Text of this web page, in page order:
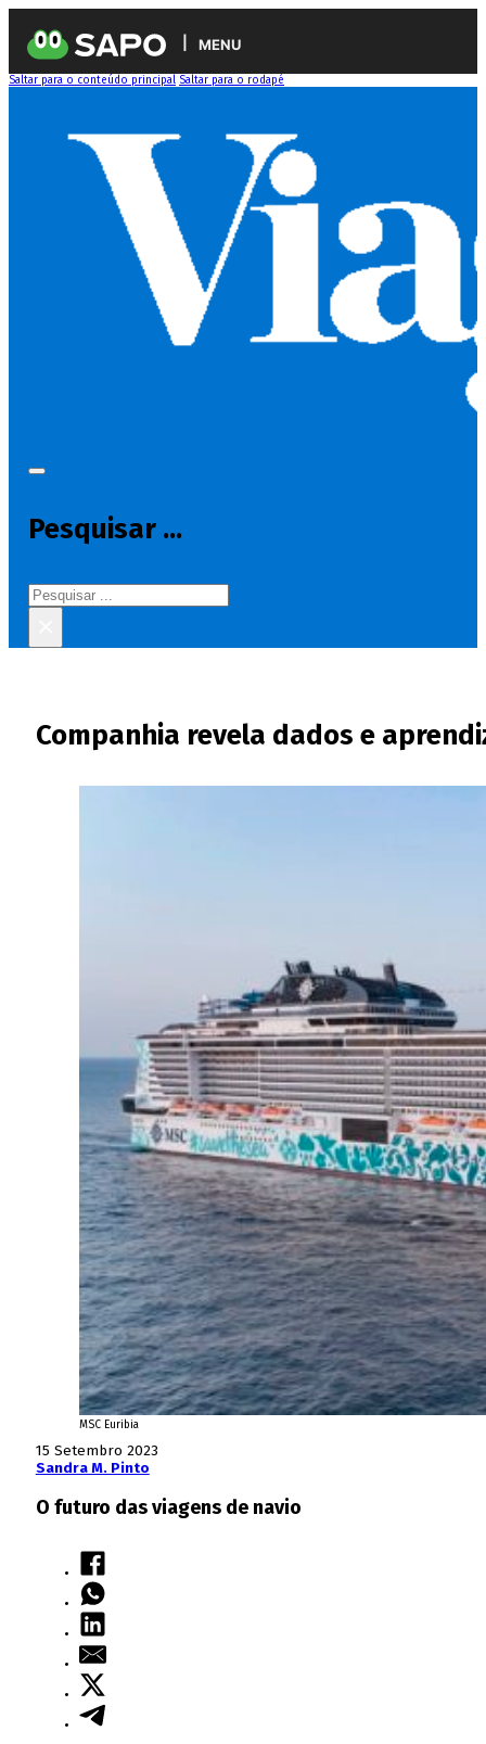
MENU
Saltar para o conteúdo principal Saltar para o rodapé
Pesquisar ...
Pesquisar
Companhia revela dados e
MSC Euribia
15 Setembro 2023
Sandra M. Pinto
O futuro das viagens de navio